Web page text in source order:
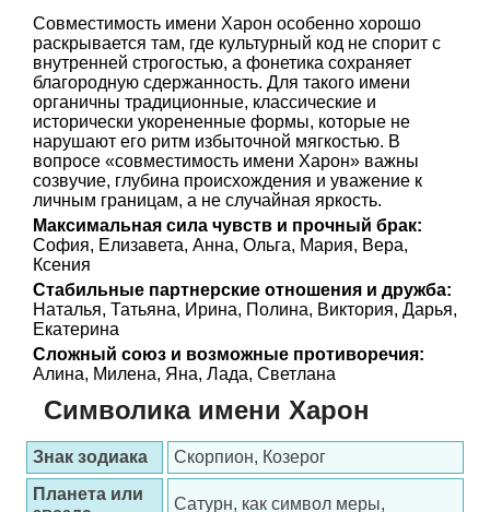
Совместимость имени Харон особенно хорошо
раскрывается там, где культурный код не спорит с
внутренней строгостью, а фонетика сохраняет
благородную сдержанность. Для такого имени
органичны традиционные, классические и
исторически укорененные формы, которые не
нарушают его ритм избыточной мягкостью. В
вопросе «совместимость имени Харон» важны
созвучие, глубина происхождения и уважение к
личным границам, а не случайная яркость.
Максимальная сила чувств и прочный брак:
София, Елизавета, Анна, Ольга, Мария, Вера,
Ксения
Стабильные партнерские отношения и дружба:
Наталья, Татьяна, Ирина, Полина, Виктория, Дарья,
Екатерина
Сложный союз и возможные противоречия:
Алина, Милена, Яна, Лада, Светлана
Символика имени Харон
Знак зодиака
Скорпион, Козерог
Планета или
Сатурн, как символ меры,